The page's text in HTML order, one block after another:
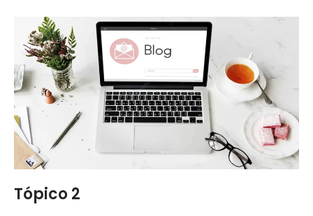
Tópico 2